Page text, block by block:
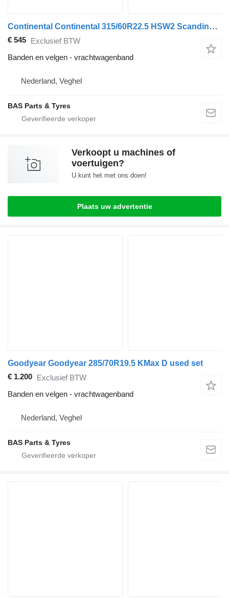
Continental Continental 315/60R22.5 HSW2 Scandinavia
€ 545 Exclusief BTW
Banden en velgen - vrachtwagenband
Nederland, Veghel
BAS Parts & Tyres
Verkoopt u machines of
voertuigen?
U kunt het met ons doen!
Plaats uw advertentie
Goodyear Goodyear 285/70R19.5 KMax D used set
€ 1.200 Exclusief BTW
Banden en velgen - vrachtwagenband
Nederland, Veghel
BAS Parts & Tyres